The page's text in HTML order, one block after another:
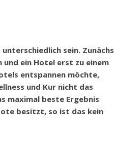
sein.
und ein Hotel erst zu einem
entspannen möchte,
und Kur nicht das
maximal beste Ergebnis
besitzt, so ist das kein